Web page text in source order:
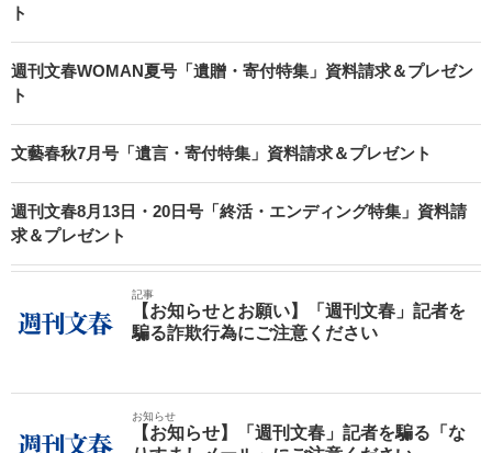
ト
週刊文春WOMAN夏号「遺贈・寄付特集」資料請求＆プレゼン
ト
文藝春秋7月号「遺言・寄付特集」資料請求＆プレゼント
週刊文春8月13日・20日号「終活・エンディング特集」資料請
求＆プレゼント
記事
【お知らせとお願い】「週刊文春」記者を
騙る詐欺行為にご注意ください
お知らせ
【お知らせ】「週刊文春」記者を騙る「な